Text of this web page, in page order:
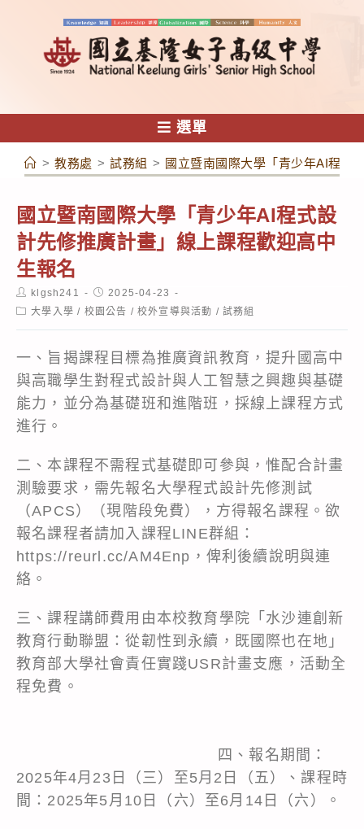
容
選單
> 教務處 > 試務組 > 國立暨南國際大學「青少年AI程式
國立暨南國際大學「青少年AI程式設
計先修推廣計畫」線上課程歡迎高中
生報名
Post
author:
klgsh241
Post
published:
2025-04-23
Post大學入學 / 校園公告 / 校外宣導與活動 / 試務組
一、旨揭課程目標為推廣資訊教育，提升國高中
與高職學生對程式設計與人工智慧之興趣與基礎
能力，並分為基礎班和進階班，採線上課程方式
進行。
二、本課程不需程式基礎即可參與，惟配合計畫
測驗要求，需先報名大學程式設計先修測試
（APCS）（現階段免費），方得報名課程。欲
報名課程者請加入課程LINE群組：
https://reurl.cc/AM4Enp ，俾利後續說明與連
絡。
三、課程講師費用由本校教育學院「水沙連創新
教育行動聯盟：從韌性到永續，既國際也在地」
教育部大學社會責任實踐USR計畫支應，活動全
程免費。
四、報名期間：
2025年4月23日（三）至5月2日（五）、課程時
間：2025年5月10日（六）至6月14日（六）。